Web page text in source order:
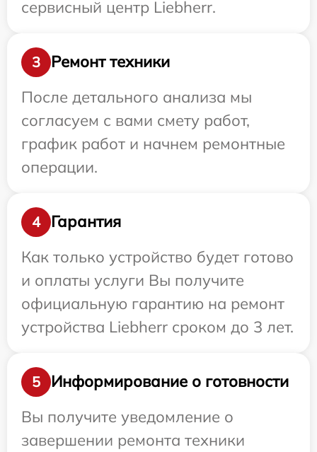
сервисный центр Liebherr.
3
Ремонт техники
После детального анализа мы
согласуем с вами смету работ,
график работ и начнем ремонтные
операции.
4
Гарантия
Как только устройство будет готово
и оплаты услуги Вы получите
официальную гарантию на ремонт
устройства Liebherr сроком до 3 лет.
5
Информирование о готовности
Вы получите уведомление о
завершении ремонта техники